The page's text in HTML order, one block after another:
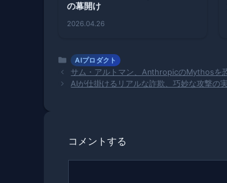
の幕開け
2026.04.26
カ
テ
ゴ
AIプロダクト
サム・アルトマン、AnthropicのMythosを
AIが仕掛けるリアルな詐欺、巧妙な攻撃の
コメントする